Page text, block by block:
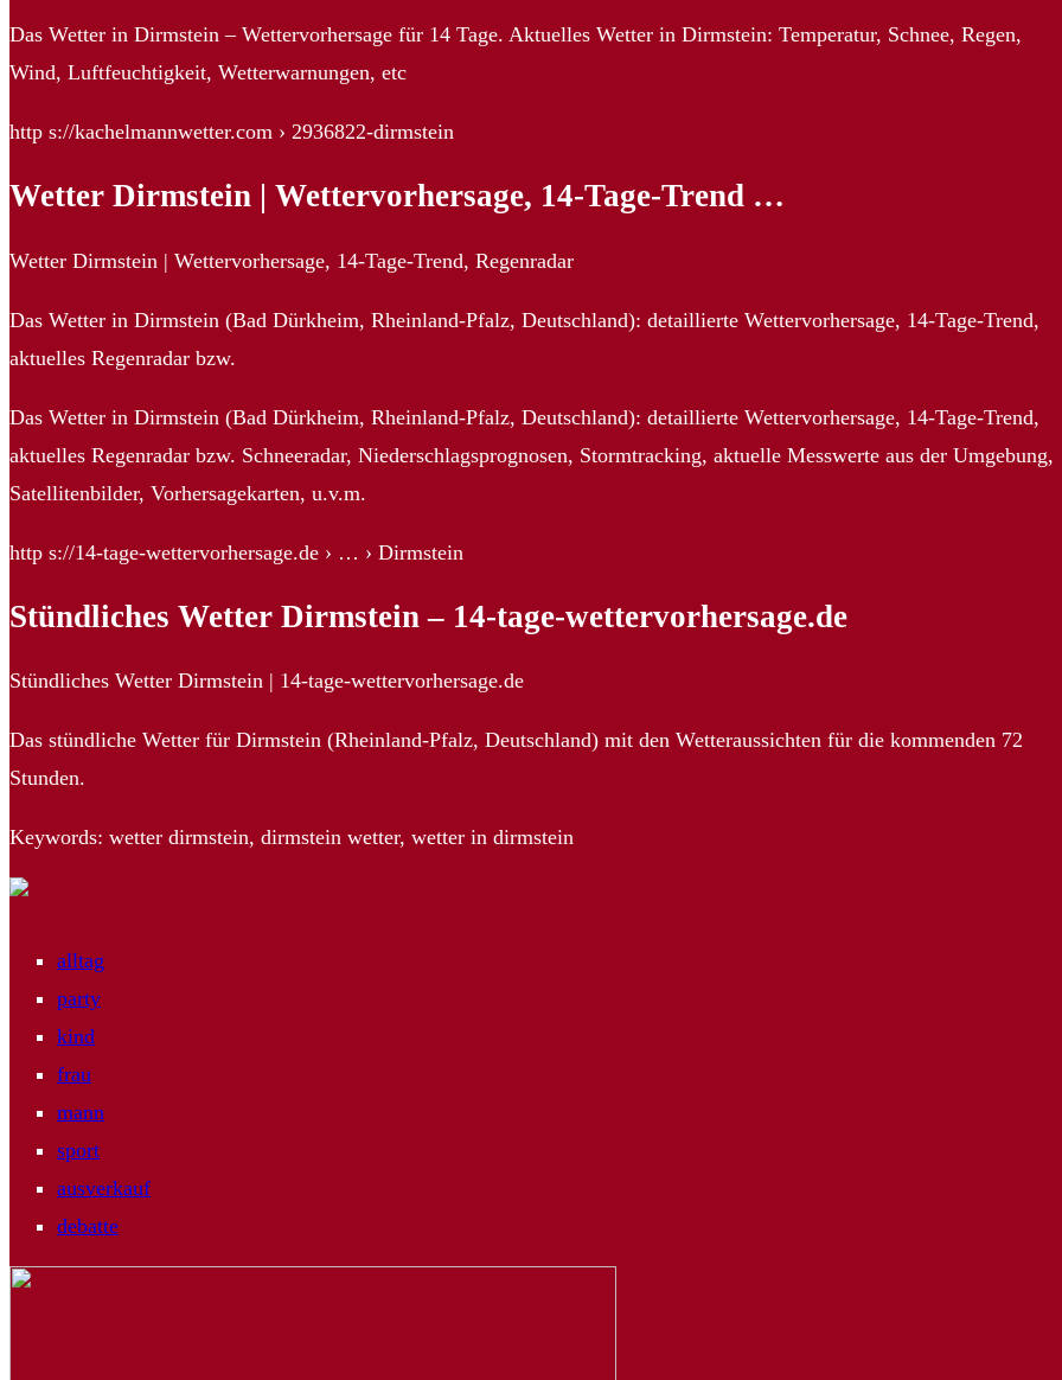
Das Wetter in Dirmstein – Wettervorhersage für 14 Tage. Aktuelles Wetter in Dirmstein: Temperatur, Schnee, Regen,
Wind, Luftfeuchtigkeit, Wetterwarnungen, etc
http s://kachelmannwetter.com › 2936822-dirmstein
Wetter Dirmstein | Wettervorhersage, 14-Tage-Trend …
Wetter Dirmstein | Wettervorhersage, 14-Tage-Trend, Regenradar
Das Wetter in Dirmstein (Bad Dürkheim, Rheinland-Pfalz, Deutschland): detaillierte Wettervorhersage, 14-Tage-Trend,
aktuelles Regenradar bzw.
Das Wetter in Dirmstein (Bad Dürkheim, Rheinland-Pfalz, Deutschland): detaillierte Wettervorhersage, 14-Tage-Trend,
aktuelles Regenradar bzw. Schneeradar, Niederschlagsprognosen, Stormtracking, aktuelle Messwerte aus der Umgebung,
Satellitenbilder, Vorhersagekarten, u.v.m.
http s://14-tage-wettervorhersage.de › … › Dirmstein
Stündliches Wetter Dirmstein – 14-tage-wettervorhersage.de
Stündliches Wetter Dirmstein | 14-tage-wettervorhersage.de
Das stündliche Wetter für Dirmstein (Rheinland-Pfalz, Deutschland) mit den Wetteraussichten für die kommenden 72
Stunden.
Keywords: wetter dirmstein, dirmstein wetter, wetter in dirmstein
alltag
party
kind
frau
mann
sport
ausverkauf
debatte